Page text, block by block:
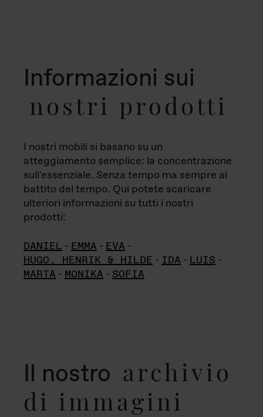
Informazioni sui
nostri prodotti
I nostri mobili si basano su un
atteggiamento semplice: la concentrazione
sull'essenziale. Senza tempo ma sempre al
battito del tempo. Qui potete scaricare
ulteriori informazioni su tutti i nostri
prodotti:
DANIEL - EMMA - EVA -
HUGO, HENRIK & HILDE - IDA - LUIS -
MARTA - MONIKA - SOFIA
Il nostro archivio
di immagini